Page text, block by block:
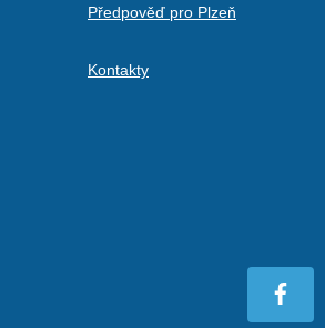
Předpověď pro Plzeň
Kontakty